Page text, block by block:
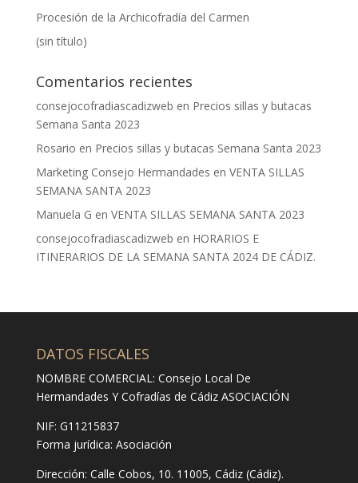
Procesión de la Archicofradía del Carmen
(sin título)
Comentarios recientes
consejocofradiascadizweb en Precios sillas y butacas
Semana Santa 2023
Rosario en Precios sillas y butacas Semana Santa 2023
Marketing Consejo Hermandades en VENTA SILLAS
SEMANA SANTA 2023
Manuela G en VENTA SILLAS SEMANA SANTA 2023
consejocofradiascadizweb en HORARIOS E
ITINERARIOS DE LA SEMANA SANTA 2024 DE CÁDIZ.
DATOS FISCALES
NOMBRE COMERCIAL: Consejo Local De
Hermandades Y Cofradías de Cádiz ASOCIACIÓN
NIF: G11215837
Forma jurídica: Asociación
Dirección: Calle Cobos, 10. 11005, Cádiz (Cádiz).